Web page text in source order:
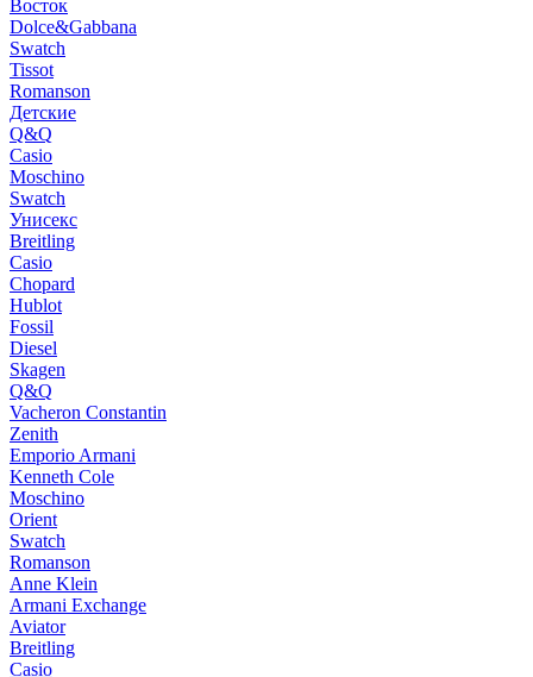
Восток
Dolce&Gabbana
Swatch
Tissot
Romanson
Детские
Q&Q
Casio
Moschino
Swatch
Унисекс
Breitling
Casio
Chopard
Hublot
Fossil
Diesel
Skagen
Q&Q
Vacheron Constantin
Zenith
Emporio Armani
Kenneth Cole
Moschino
Orient
Swatch
Romanson
Anne Klein
Armani Exchange
Aviator
Breitling
Casio